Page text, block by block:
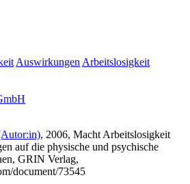
Auswirkungen Arbeitslosigkeit
, 2006, Macht Arbeitslosigkeit
auf die physische und psychische
GRIN Verlag,
document/73545